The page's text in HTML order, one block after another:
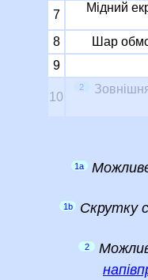
7
Мідний
8
Шар
9
10
2
1a
1b Скрутку
2